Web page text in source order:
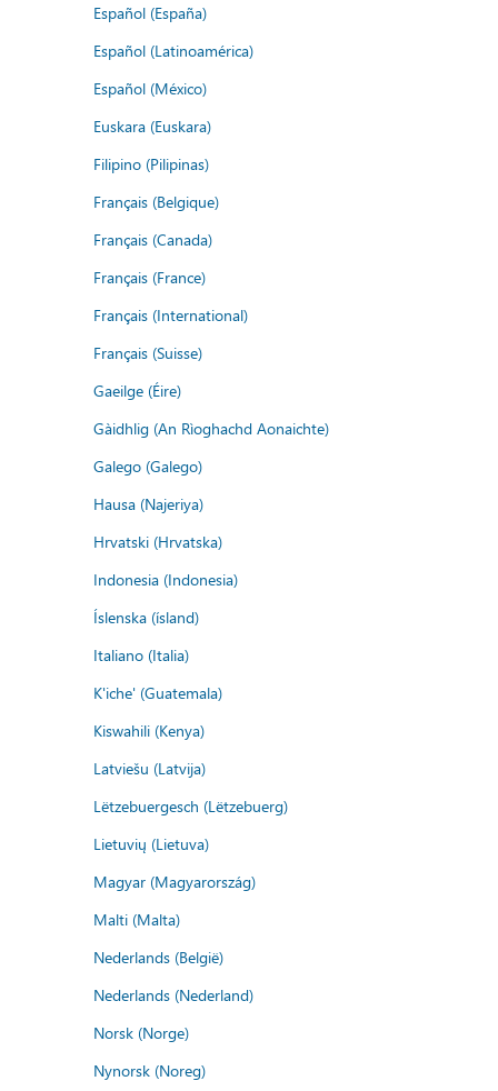
Español (España)
Español (Latinoamérica)
Español (México)
Euskara (Euskara)
Filipino (Pilipinas)
Français (Belgique)
Français (Canada)
Français (France)
Français (International)
Français (Suisse)
Gaeilge (Éire)
Gàidhlig (An Rìoghachd Aonaichte)
Galego (Galego)
Hausa (Najeriya)
Hrvatski (Hrvatska)
Indonesia (Indonesia)
Íslenska (ísland)
Italiano (Italia)
K'iche' (Guatemala)
Kiswahili (Kenya)
Latviešu (Latvija)
Lëtzebuergesch (Lëtzebuerg)
Lietuvių (Lietuva)
Magyar (Magyarország)
Malti (Malta)
Nederlands (België)
Nederlands (Nederland)
Norsk (Norge)
Nynorsk (Noreg)